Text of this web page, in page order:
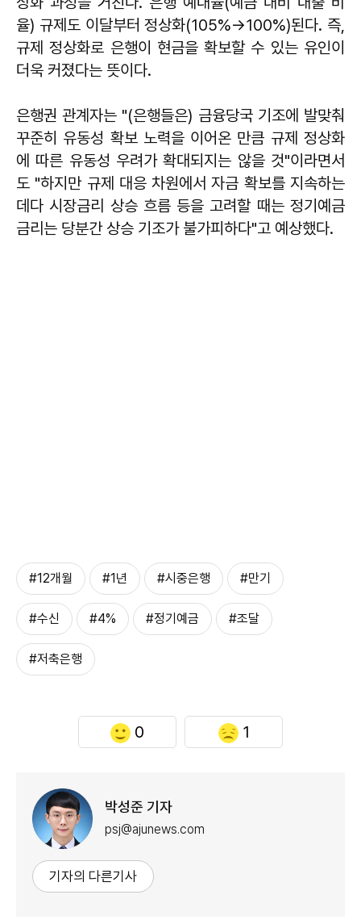
율) 규제도 이달부터 정상화(105%→100%)된다. 즉,
규제 정상화로 은행이 현금을 확보할 수 있는 유인이
더욱 커졌다는 뜻이다.
은행권 관계자는 "(은행들은) 금융당국 기조에 발맞춰
꾸준히 유동성 확보 노력을 이어온 만큼 규제 정상화
에 따른 유동성 우려가 확대되지는 않을 것"이라면서
도 "하지만 규제 대응 차원에서 자금 확보를 지속하는
데다 시장금리 상승 흐름 등을 고려할 때는 정기예금
금리는 당분간 상승 기조가 불가피하다"고 예상했다.
#12개월 #1년 #시중은행 #만기
#수신 #4% #정기예금 #조달
#저축은행
0 1
박성준 기자
psj@ajunews.com
기자의 다른기사